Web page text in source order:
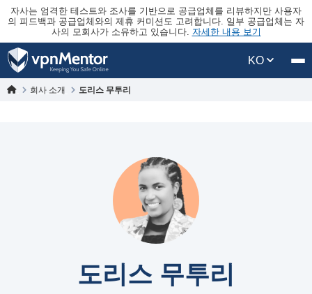
자사는 엄격한 테스트와 조사를 기반으로 공급업체를 리뷰하지만 사용자
의 피드백과 공급업체와의 제휴 커미션도 고려합니다. 일부 공급업체는 자
사의 모회사가 소유하고 있습니다. 자세한 내용 보기
KO
회사 소개 도리스 무투리
도리스 무투리